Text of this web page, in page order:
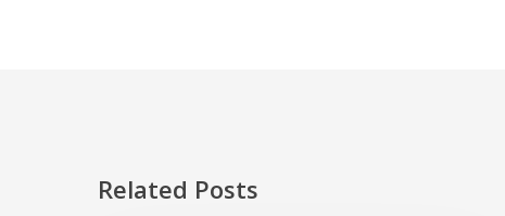
Related Posts